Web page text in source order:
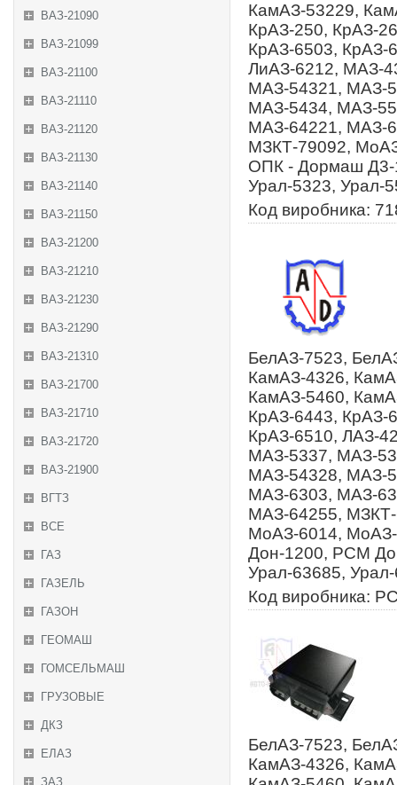
ВАЗ-21090
ВАЗ-21099
ВАЗ-21100
ВАЗ-21110
ВАЗ-21120
ВАЗ-21130
ВАЗ-21140
ВАЗ-21150
ВАЗ-21200
ВАЗ-21210
ВАЗ-21230
ВАЗ-21290
ВАЗ-21310
ВАЗ-21700
ВАЗ-21710
ВАЗ-21720
ВАЗ-21900
ВГТЗ
ВСЕ
ГАЗ
ГАЗЕЛЬ
ГАЗОН
ГЕОМАШ
ГОМСЕЛЬМАШ
ГРУЗОВЫЕ
ДКЗ
ЕЛАЗ
ЗАЗ
КамАЗ-53229,
КрАЗ-250, КрАЗ-
КрАЗ-6503, КрАЗ-
ЛиАЗ-6212, МАЗ-
МАЗ-54321, МАЗ-
МАЗ-5434, МАЗ-
МАЗ-64221, МАЗ-
МЗКТ-79092,
ОПК - Дормаш Д3-
Урал-5323, Урал-
Код виробника:
БелАЗ-7523,
КамАЗ-4326,
КамАЗ-5460,
КрАЗ-6443, КрАЗ-
КрАЗ-6510, ЛАЗ-
МАЗ-5337, МАЗ-
МАЗ-54328, МАЗ-
МАЗ-6303, МАЗ-
МАЗ-64255,
МоАЗ-6014,
Дон-1200, РСМ
Урал-63685,
Код виробника:
БелАЗ-7523,
КамАЗ-4326,